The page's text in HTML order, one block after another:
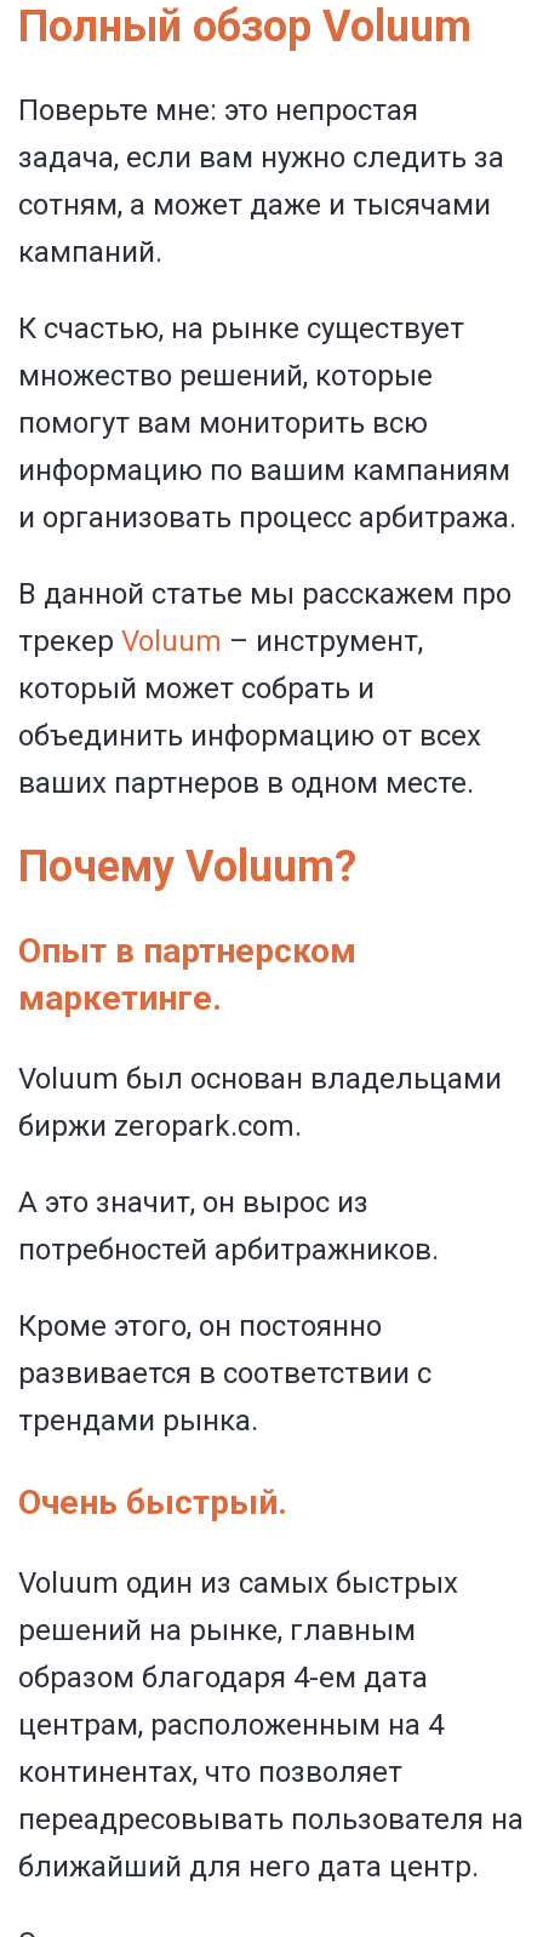
Полный обзор Voluum
Поверьте мне: это непростая
задача, если вам нужно следить за
сотням, а может даже и тысячами
кампаний.
К счастью, на рынке существует
множество решений, которые
помогут вам мониторить всю
информацию по вашим кампаниям
и организовать процесс арбитража.
В данной статье мы расскажем про
трекер Voluum – инструмент,
который может собрать и
объединить информацию от всех
ваших партнеров в одном месте.
Почему Voluum?
Опыт в партнерском
маркетинге.
Voluum был основан владельцами
биржи zeropark.com.
А это значит, он вырос из
потребностей арбитражников.
Кроме этого, он постоянно
развивается в соответствии с
трендами рынка.
Очень быстрый.
Voluum один из самых быстрых
решений на рынке, главным
образом благодаря 4-ем дата
центрам, расположенным на 4
континентах, что позволяет
переадресовывать пользователя на
ближайший для него дата центр.